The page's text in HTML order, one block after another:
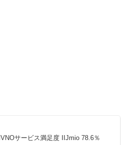
サービス満足度 IIJmio 78.6％